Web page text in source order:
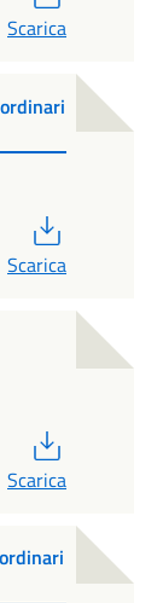
Scarica
Scarica
Scarica